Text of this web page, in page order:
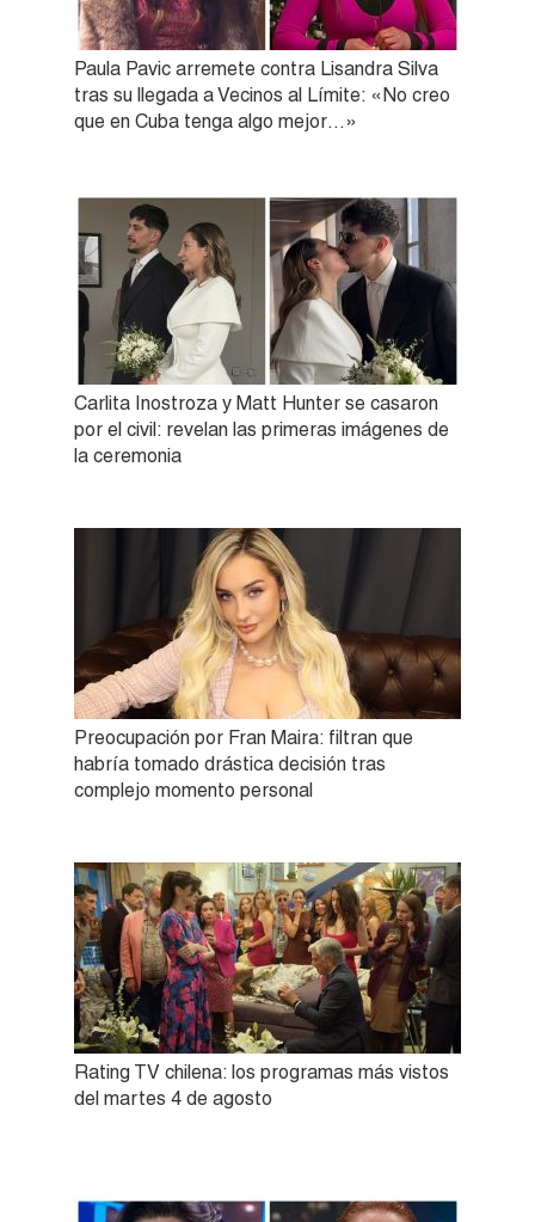
Paula Pavic arremete contra Lisandra Silva
tras su llegada a Vecinos al Límite: «No creo
que en Cuba tenga algo mejor…»
Carlita Inostroza y Matt Hunter se casaron
por el civil: revelan las primeras imágenes de
la ceremonia
Preocupación por Fran Maira: filtran que
habría tomado drástica decisión tras
complejo momento personal
Rating TV chilena: los programas más vistos
del martes 4 de agosto